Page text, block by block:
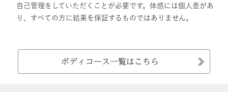
自己管理をしていただくことが必要です。体感には個人差があ
り、すべての方に結果を保証するものではありません。
ボディコース一覧はこちら